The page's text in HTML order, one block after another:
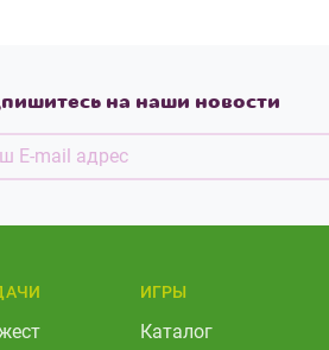
на наши новости
ИГРЫ
Каталог